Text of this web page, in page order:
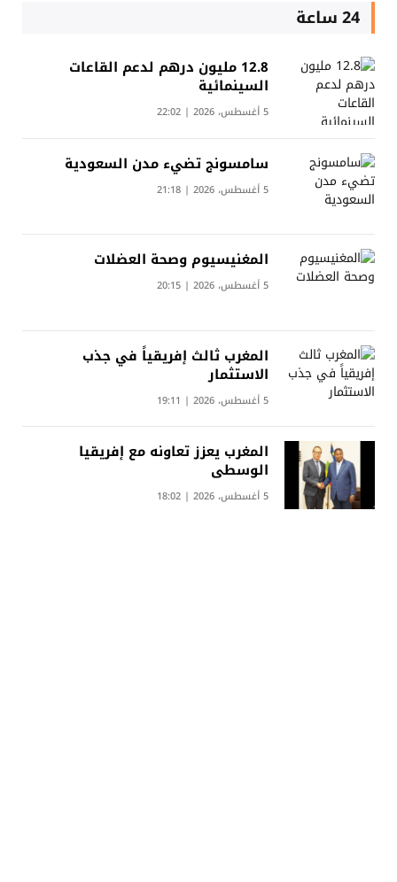
24 ساعة
12.8 مليون درهم لدعم القاعات
السينمائية
5 أغسطس، 2026 | 22:02
سامسونج تضيء مدن السعودية
5 أغسطس، 2026 | 21:18
المغنيسيوم وصحة العضلات
5 أغسطس، 2026 | 20:15
المغرب ثالث إفريقياً في جذب
الاستثمار
5 أغسطس، 2026 | 19:11
المغرب يعزز تعاونه مع إفريقيا
الوسطى
5 أغسطس، 2026 | 18:02